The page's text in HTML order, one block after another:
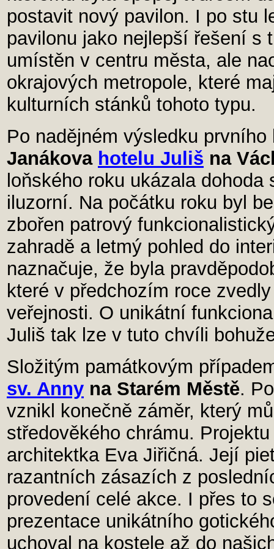
postavit nový pavilon. I po stu
pavilonu jako nejlepší řešení s
umístěn v centru města, ale
okrajových metropole, které
kulturních stánků tohoto typu.
Po nadějném výsledku
Janákova hotelu Juliš na
loňského roku ukázala
iluzorní. Na počátku roku byl
zbořen patrový
zahradě a letmý pohled do
naznačuje, že byla
které v předchozím roce
veřejnosti. O unikátní
Juliš tak lze v tuto chvíli
Složitým památkovým
sv. Anny na Starém Městě.
vznikl konečně záměr, který
středověkého chrámu.
architektka Eva Jiřičná. Její
razantních zásazích z
provedení celé akce. I přes to
prezentace unikátního
uchoval na kostele až do